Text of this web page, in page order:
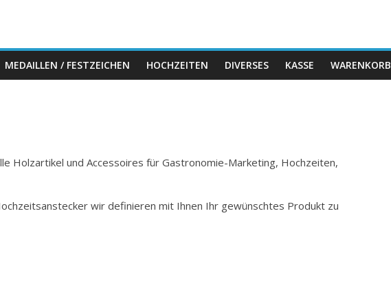
MEDAILLEN / FESTZEICHEN HOCHZEITEN DIVERSES KASSE WARENKORB
Holzartikel und Accessoires für Gastronomie-Marketing, Hochzeiten,
wir definieren mit Ihnen Ihr gewünschtes Produkt zu